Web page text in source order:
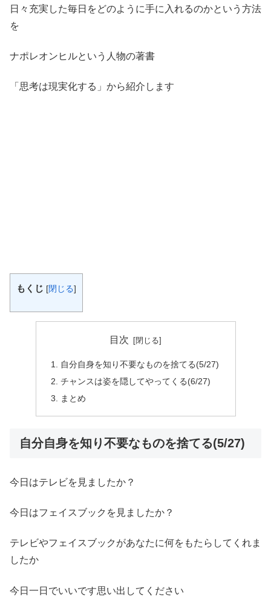
日々充実した毎日をどのように手に入れるのかという方法
を
ナポレオンヒルという人物の著書
「思考は現実化する」から紹介します
もくじ [閉じる]
目次
自分自身を知り不要なものを捨てる(5/27)
チャンスは姿を隠してやってくる(6/27)
まとめ
自分自身を知り不要なものを捨てる(5/27)
今日はテレビを見ましたか？
今日はフェイスブックを見ましたか？
テレビやフェイスブックがあなたに何をもたらしてくれま
したか
今日一日でいいです思い出してください